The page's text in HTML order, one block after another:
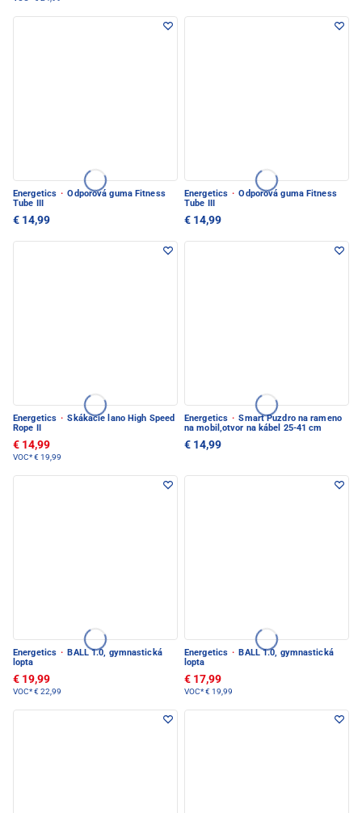
Energetics · Odporová guma Fitness
Tube III
€ 14,99
Energetics · Odporová guma Fitness
Tube III
€ 14,99
Energetics · Skákacie lano High Speed
Rope II
€ 14,99
VOC*€ 19,99
Energetics · Smart Puzdro na rameno
na mobil,otvor na kábel 25-41 cm
€ 14,99
Energetics · BALL 1.0, gymnastická
lopta
€ 19,99
VOC*€ 22,99
Energetics · BALL 1.0, gymnastická
lopta
€ 17,99
VOC*€ 19,99